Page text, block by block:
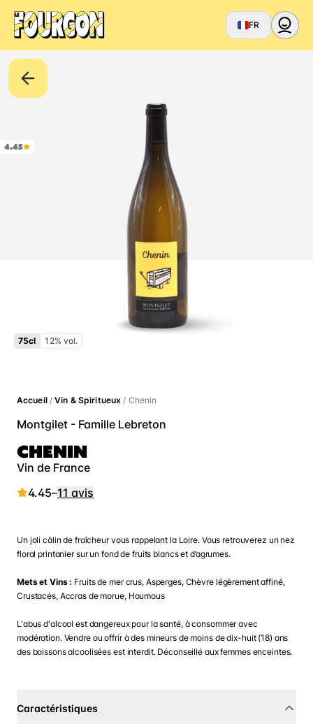
FR
4.45
75cl 12% vol.
Accueil/Vin & Spiritueux / Chenin
Montgilet - Famille Lebreton
CHENIN
Vin de France
4.45–11 avis
Un joli câlin de fraîcheur vous rappelant la Loire. Vous retrouverez un nez
floral printanier sur un fond de fruits blancs et d’agrumes.
Mets et Vins : Fruits de mer crus, Asperges, Chèvre légèrement affiné,
Crustacés, Accras de morue, Houmous
L'abus d'alcool est dangereux pour la santé, à consommer avec
modération. Vendre ou offrir à des mineurs de moins de dix-huit (18) ans
des boissons alcoolisées est interdit. Déconseillé aux femmes enceintes.
Caractéristiques